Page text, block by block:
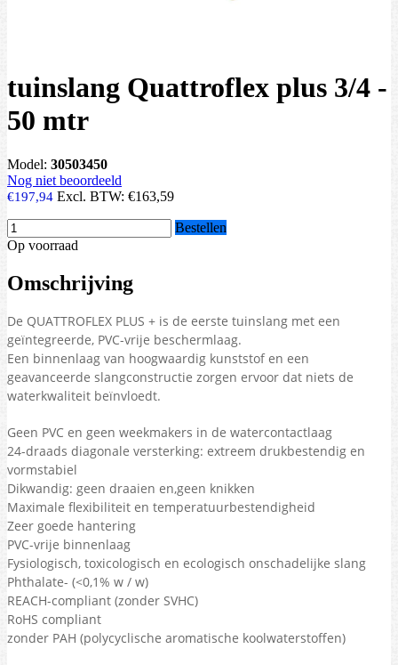
tuinslang Quattroflex plus 3/4 -
50 mtr
Model: 30503450
Nog niet beoordeeld
€197,94 Excl. BTW: €163,59
Bestellen
Op voorraad
Omschrijving
De QUATTROFLEX PLUS + is de eerste tuinslang met een
geïntegreerde, PVC-vrije beschermlaag.
Een binnenlaag van hoogwaardig kunststofen een
geavanceerde slangconstructie zorgen ervoor dat niets de
waterkwaliteit beïnvloedt.
Geen PVC en geen weekmakers in de watercontactlaag
24-draads diagonale versterking: extreem drukbestendig en
vormstabiel
Dikwandig: geen draaien en,geen knikken
Maximale flexibiliteit en temperatuurbestendigheid
Zeer goede hantering
PVC-vrije binnenlaag
Fysiologisch, toxicologisch en ecologisch onschadelijke slang
Phthalate- (<0,1% w / w)
REACH-compliant (zonder SVHC)
RoHS compliant
zonder PAH (polycyclische aromatische koolwaterstoffen)